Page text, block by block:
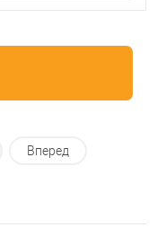
Вперед